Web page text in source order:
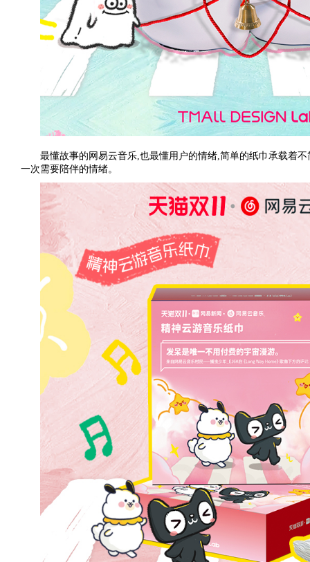
最懂故事的网易云音乐,也最懂用户的情绪,简单的纸巾承载着
一次需要陪伴的情绪。